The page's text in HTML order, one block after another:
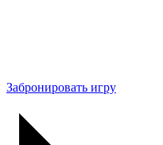
Забронировать игру